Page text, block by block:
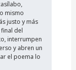
mismo
justo y más
del
interrumpen
y abren un
el poema lo